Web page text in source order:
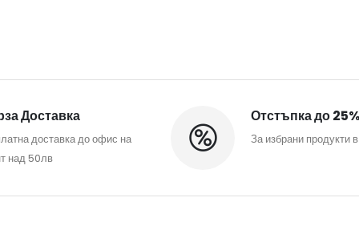
Доставка
доставка до офис на
над 50лв
Отстъпка до 25%
За избрани продукти